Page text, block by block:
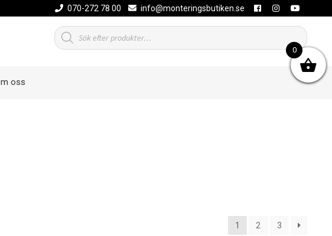
070-272 78 00 info@monteringsbutiken.se
Produktsökning
oss
1 2 3
0